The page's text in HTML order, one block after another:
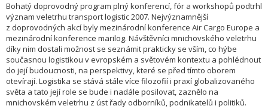
Bohatý doprovodný program plný konferencí, fór a workshopů podtrhl
význam veletrhu transport logistic 2007. Nejvýznam­nější
z doprovodných akcí byly mezinárodní konference Air Cargo Europe a
mezinárodní konference marilog. Návštěvníci mnichovského veletrhu
díky nim dostali možnost se seznámit prakticky se vším, co hýbe
současnou logistikou v evropském a světovém kontextu a pohlédnout
do její budoucnosti, na perspektivy, které se před tímto oborem
otevírají. Logistika se stává stále více filozofií i praxí globalizovaného
světa a tato její role se bude i nadále posilovat, zaznělo na
mnichovském veletrhu z úst řady odborníků, podnikatelů i politiků.